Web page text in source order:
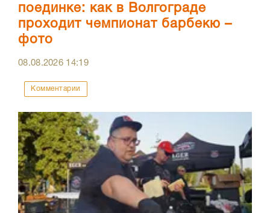
поединке: как в Волгограде
проходит чемпионат барбекю –
фото
08.08.2026 14:19
Комментарии